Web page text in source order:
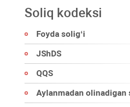
Soliq kodeksi
Foyda soligʻi
JShDS
QQS
Aylanmadan olinadigan